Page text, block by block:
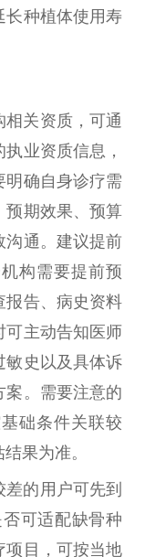
长种植体使用寿
相关资质，可通
业资质信息，
明确自身诊疗需
预期效果、预算
沟通。建议提前
构需要提前预
报告、病史资料
可主动告知医师
敏史以及具体诉
案。需要注意的
础条件关联较
果为准。
的用户可先到
可适配缺骨种
项目，可按当地